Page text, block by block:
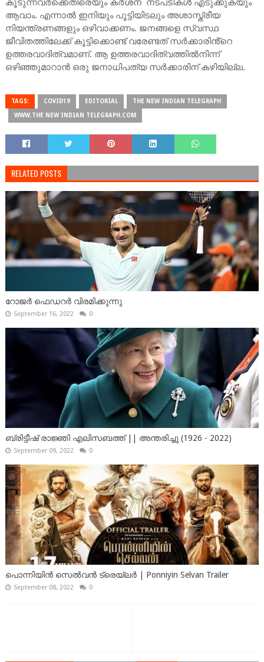
കൂടുന്നവർക്കെതിരെയും കർശന നടപടികൾ എടുക്കുകയും
ആവാം. എന്നാൽ ഇനിയും പൂട്ടിയിടലും അശാസ്ത്രീയ
നിയന്ത്രണങ്ങളും ഒഴിവാക്കണം. ജനങ്ങളെ സ്വസ്ഥ
ജീവിതത്തിലേക്ക് കൂട്ടിക്കൊണ്ട് വരേണ്ടത് സർക്കാരിൻ്റെ
ഉത്തരവാദിത്വമാണ്. ആ ഉത്തരവാദിത്വത്തിൽനിന്ന്
ഒഴിഞ്ഞുമാറാൻ ഒരു ജനാധിപത്യ സർക്കാരിന് കഴിയില്ല.
TAGS: COVID19 EDITORIAL THE NEW INDIAN TELEGRAPH
WWW.THE NEW INDIAN TELEGRAPH.COM
RELATED POSTS
റോജർ ഫെഡറർ വിരമിക്കുന്നു
September 16, 2022 0
ബ്രിട്ടീഷ് രാജ്ഞി എലിസബത്ത് || അന്തരിച്ചു (1926 - 2022)
September 09, 2022 0
പൊന്നിയിൻ സെൽവൻ ട്രെയ്‌ലർ | Ponniyin Selvan Trailer
September 08, 2022 0